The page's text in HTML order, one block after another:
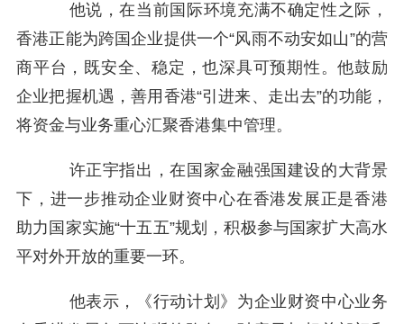
他说，在当前国际环境充满不确定性之际，
香港正能为跨国企业提供一个“风雨不动安如山”的营
商平台，既安全、稳定，也深具可预期性。他鼓励
企业把握机遇，善用香港“引进来、走出去”的功能，
将资金与业务重心汇聚香港集中管理。
许正宇指出，在国家金融强国建设的大背景
下，进一步推动企业财资中心在香港发展正是香港
助力国家实施“十五五”规划，积极参与国家扩大高水
平对外开放的重要一环。
他表示，《行动计划》为企业财资中心业务